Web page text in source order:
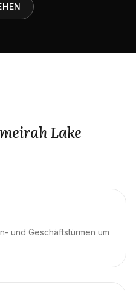
Lake
und Geschäftstürmen um